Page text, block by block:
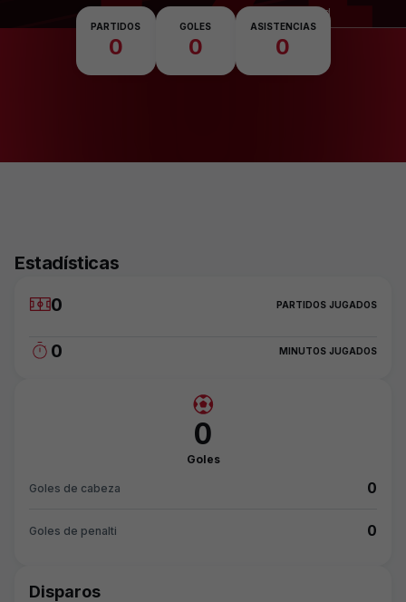
Nacionalidad
PARTIDOS
0
GOLES
0
ASISTENCIAS
0
Estadísticas
0
PARTIDOS JUGADOS
0 MINUTOS JUGADOS
0
Goles
Goles de cabeza 0
Goles de penalti 0
Disparos